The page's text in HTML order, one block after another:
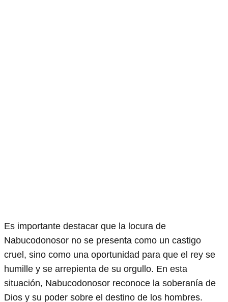
Es importante destacar que la locura de
Nabucodonosor no se presenta como un castigo
cruel, sino como una oportunidad para que el rey se
humille y se arrepienta de su orgullo. En esta
situación, Nabucodonosor reconoce la soberanía de
Dios y su poder sobre el destino de los hombres.